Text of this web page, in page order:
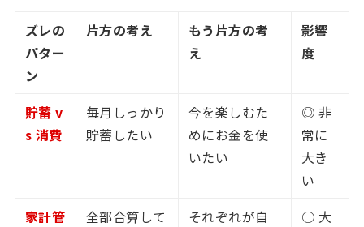
ズレの
パター
ン
片方の考え
もう片方の考
え
影響
度
貯蓄 v
s 消費
毎月しっかり
貯蓄したい
今を楽しむた
めにお金を使
いたい
◎ 非
常に
大き
い
家計管
全部合算して
それぞれが自
○ 大